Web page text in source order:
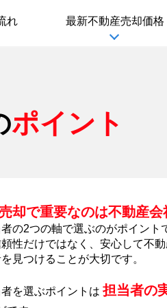
れ 最新不動産売却価格
ポイント
却で重要なのは不動産会
の2つの軸で選ぶのがポイント
性だけではなく、安心して不
見つけることが大切です。
を選ぶポイントは 担当者の